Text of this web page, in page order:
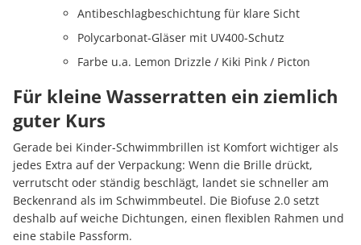
Antibeschlagbeschichtung für klare Sicht
Polycarbonat-Gläser mit UV400-Schutz
Farbe u.a. Lemon Drizzle / Kiki Pink / Picton
Für kleine Wasserratten ein ziemlich
guter Kurs
Gerade bei Kinder-Schwimmbrillen ist Komfort wichtiger als
jedes Extra auf der Verpackung: Wenn die Brille drückt,
verrutscht oder ständig beschlägt, landet sie schneller am
Beckenrand als im Schwimmbeutel. Die Biofuse 2.0 setzt
deshalb auf weiche Dichtungen, einen flexiblen Rahmen und
eine stabile Passform.